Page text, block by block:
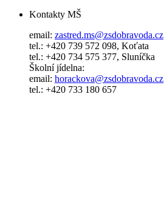
Kontakty MŠ
email: zastred.ms@zsdobravoda.cz
tel.: +420 739 572 098, Koťata
tel.: +420 734 575 377, Sluníčka
Školní jídelna:
email: horackova@zsdobravoda.cz
tel.: +420 733 180 657